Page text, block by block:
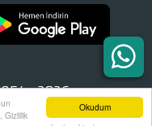
Okudum
Gizlilik
- 2026